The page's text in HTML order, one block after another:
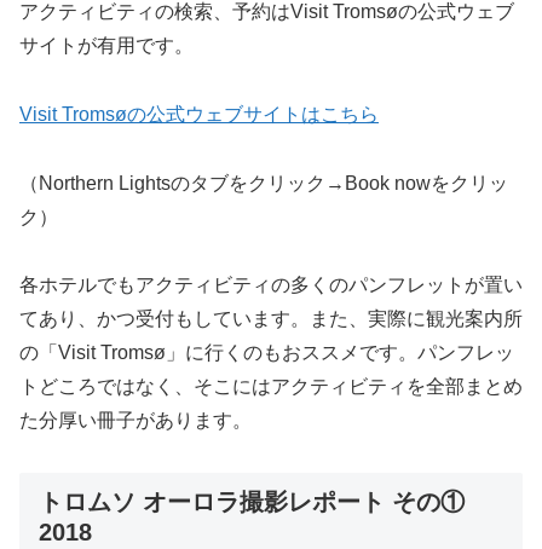
アクティビティの検索、予約はVisit Tromsøの公式ウェブ
サイトが有用です。
Visit Tromsøの公式ウェブサイトはこちら
（Northern Lightsのタブをクリック→Book nowをクリッ
ク）
各ホテルでもアクティビティの多くのパンフレットが置い
てあり、かつ受付もしています。また、実際に観光案内所
の「Visit Tromsø」に行くのもおススメです。パンフレッ
トどころではなく、そこにはアクティビティを全部まとめ
た分厚い冊子があります。
トロムソ オーロラ撮影レポート その①
2018